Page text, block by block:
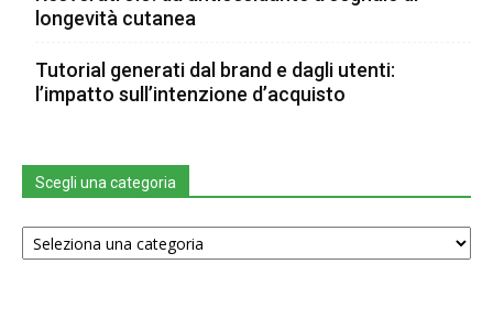
longevità cutanea
Tutorial generati dal brand e dagli utenti:
l’impatto sull’intenzione d’acquisto
Scegli una categoria
Scegli
una